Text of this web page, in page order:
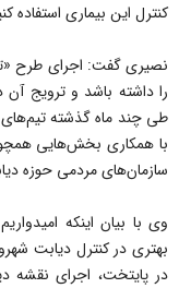
کنترل این بیماری استفاده
نصیری گفت: اجرای طرح
را داشته باشد و ترویج آن
طی چند ماه گذشته تیم‌های
با همکاری بخش‌هایی
سازمان‌های مردمی حوزه
وی با بیان اینکه
بهتری در کنترل دیابت
در پایتخت، اجرای نقشه